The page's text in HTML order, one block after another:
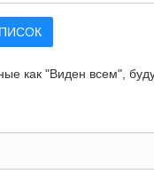
как "Виден всем",